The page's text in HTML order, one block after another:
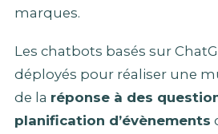
marques.
Les chatbots basés sur
déployés pour réaliser une
de la réponse à des
planification d’évènements